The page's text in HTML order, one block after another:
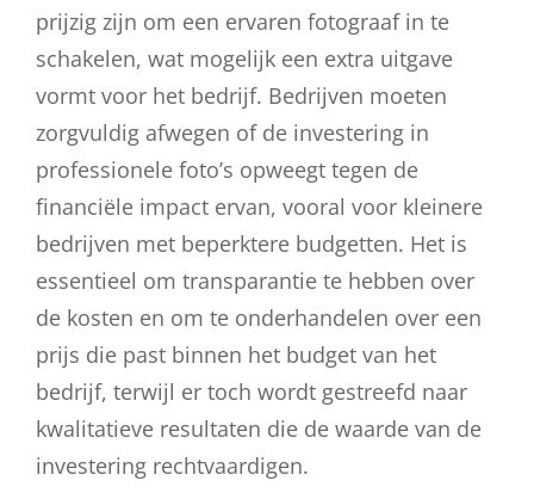
prijzig zijn om een ervaren fotograaf in te
schakelen, wat mogelijk een extra uitgave
vormt voor het bedrijf. Bedrijven moeten
zorgvuldig afwegen of de investering in
professionele foto’s opweegt tegen de
financiële impact ervan, vooral voor kleinere
bedrijven met beperktere budgetten. Het is
essentieel om transparantie te hebben over
de kosten en om te onderhandelen over een
prijs die past binnen het budget van het
bedrijf, terwijl er toch wordt gestreefd naar
kwalitatieve resultaten die de waarde van de
investering rechtvaardigen.